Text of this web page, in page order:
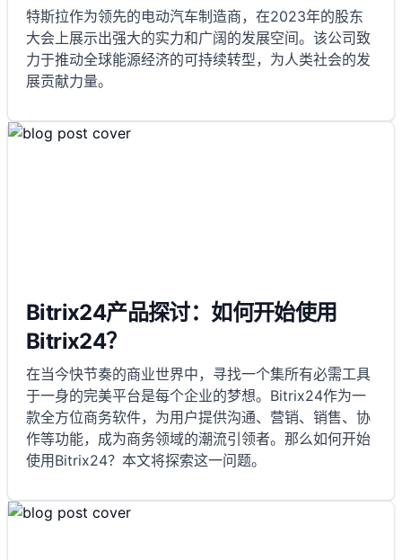
特斯拉作为领先的电动汽车制造商，在2023年的股东
大会上展示出强大的实力和广阔的发展空间。该公司致
力于推动全球能源经济的可持续转型，为人类社会的发
展贡献力量。
Bitrix24产品探讨：如何开始使用
Bitrix24？
在当今快节奏的商业世界中，寻找一个集所有必需工具
于一身的完美平台是每个企业的梦想。Bitrix24作为一
款全方位商务软件，为用户提供沟通、营销、销售、协
作等功能，成为商务领域的潮流引领者。那么如何开始
使用Bitrix24？本文将探索这一问题。